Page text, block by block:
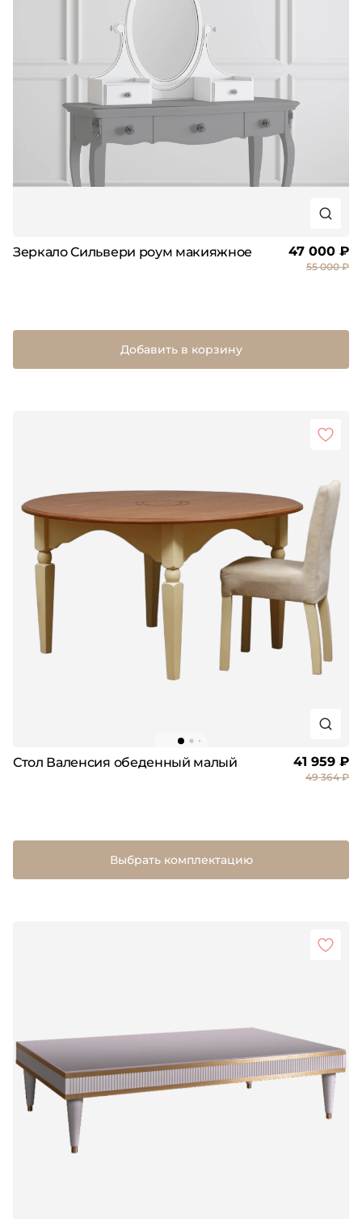
Зеркало Сильвери роум макияжное 47 000 ₽
55 000 ₽
Добавить в корзину
Стол Валенсия обеденный малый 41 959 ₽
49 364 ₽
Выбрать комплектацию